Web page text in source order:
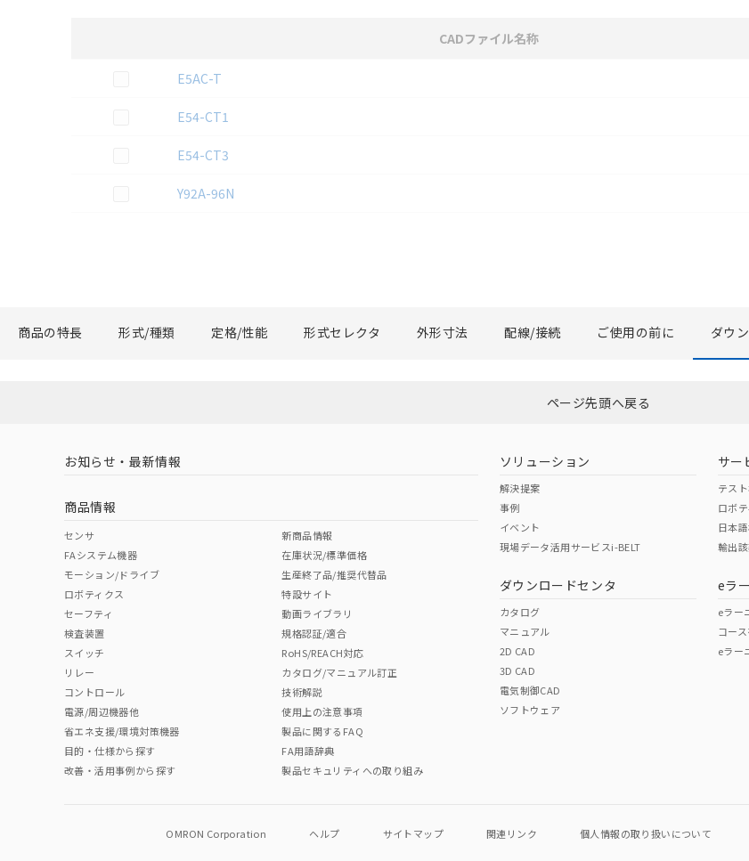
CADファイル名称
この資料を選択
E5AC-T
この資料を選択
E54-CT1
この資料を選択
E54-CT3
この資料を選択
Y92A-96N
0 選択したファイルを一括ダウンロード
商品の特長 形式/種類 定格/性能 形式セレクタ 外形寸法 配線/接続 ご使用の前に ダウ
ページ先頭へ戻る
お知らせ・最新情報
商品情報
センサ
FAシステム機器
モーション/ドライブ
ロボティクス
セーフティ
検査装置
スイッチ
リレー
コントロール
電源/周辺機器他
省エネ支援/環境対策機器
目的・仕様から探す
改善・活用事例から探す
新商品情報
在庫状況/標準価格
生産終了品/推奨代替品
特設サイト
動画ライブラリ
規格認証/適合
RoHS/REACH対応
カタログ/マニュアル訂正
技術解説
使用上の注意事項
製品に関するFAQ
FA用語辞典
製品セキュリティへの取り組み
ソリューション
解決提案
事例
イベント
現場データ活用サービスi-BELT
ダウンロードセンタ
カタログ
マニュアル
2D CAD
3D CAD
電気制御CAD
ソフトウェア
サー
テス
ロボ
日本
輸出
eラ
eラー
コー
eラー
OMRON Corporation ヘルプ サイトマップ 関連リンク 個人情報の取り扱いについて